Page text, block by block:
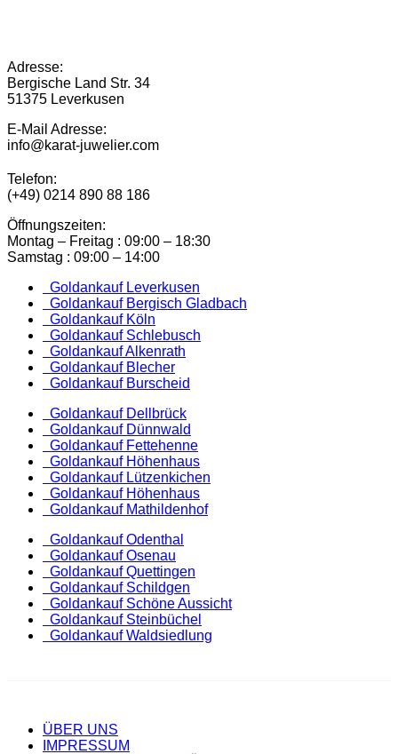
Adresse:
Bergische Land Str. 34
51375 Leverkusen
E-Mail Adresse:
info@karat-juwelier.com
Telefon:
(+49) 0214 890 88 186
Öffnungszeiten:
Montag – Freitag : 09:00 – 18:30
Samstag : 09:00 – 14:00
Goldankauf Leverkusen
Goldankauf Bergisch Gladbach
Goldankauf Köln
Goldankauf Schlebusch
Goldankauf Alkenrath
Goldankauf Blecher
Goldankauf Burscheid
Goldankauf Dellbrück
Goldankauf Dünnwald
Goldankauf Fettehenne
Goldankauf Höhenhaus
Goldankauf Lützenkichen
Goldankauf Höhenhaus
Goldankauf Mathildenhof
Goldankauf Odenthal
Goldankauf Osenau
Goldankauf Quettingen
Goldankauf Schildgen
Goldankauf Schöne Aussicht
Goldankauf Steinbüchel
Goldankauf Waldsiedlung
ÜBER UNS
IMPRESSUM